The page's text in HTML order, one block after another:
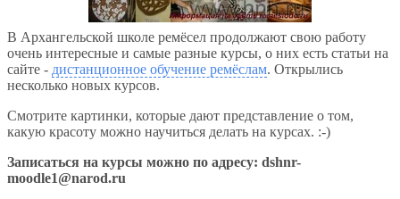
В Архангельской школе ремёсел продолжают свою работу
очень интересные и самые разные курсы, о них есть статьи на
сайте - дистанционное обучение ремёслам. Открылись
несколько новых курсов.
Смотрите картинки, которые дают представление о том,
какую красоту можно научиться делать на курсах. :-)
Записаться на курсы можно по адресу: dshnr-
moodle1@narod.ru